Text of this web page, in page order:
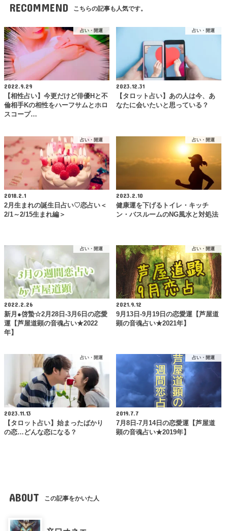
RECOMMEND こちらの記事も人気です。
占い・開運
2022.9.29
【相性占い】今更だけど俳優Hと不
倫相手Kの相性をハーフサムとホロ
スコープ…
占い・開運
2023.12.31
【タロット占い】あの人は今、あ
なたに会いたいと思っている？
占い・開運
2018.2.1
2月生まれの誕生日占い♡恋占い＜
2/1～2/15生まれ編＞
占い・開運
2023.2.10
健康運を下げるトイレ・キッチ
ン・バスルームのNG風水と対処法
占い・開運
2022.2.26
新月●啓蟄☆2月28日-3月6日の恋愛
運【芦屋道顕の音魂占い★2022
年】
占い・開運
2021.9.12
9月13日-9月19日の恋愛運【芦屋道
顕の音魂占い★2021年】
占い・開運
2023.11.13
【タロット占い】始まったばかり
の恋…どんな恋になる？
占い・開運
2019.7.7
7月8日-7月14日の恋愛運【芦屋道
顕の音魂占い★2019年】
ABOUT この記事をかいた人